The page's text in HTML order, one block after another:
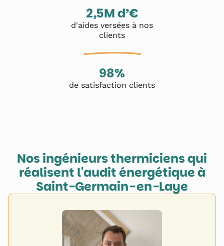
2,5M d’€
d'aides versées à nos
clients
98%
de satisfaction clients
Nos ingénieurs thermiciens qui
réalisent l'audit énergétique à
Saint-Germain-en-Laye